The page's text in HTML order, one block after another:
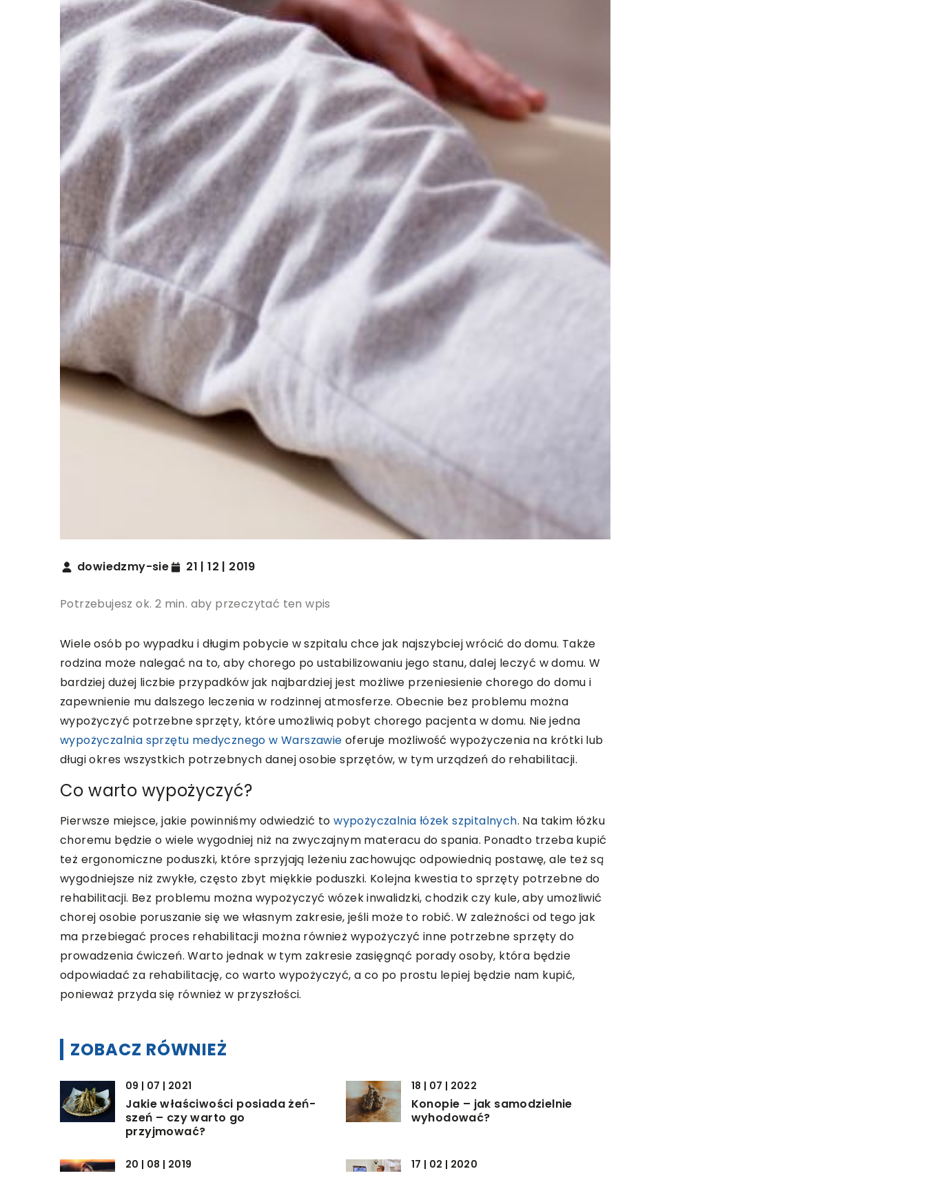
dowiedzmy-sie 21 | 12 | 2019
Potrzebujesz ok. 2 min. aby przeczytać ten wpis
Wiele osób po wypadku i długim pobycie w szpitalu chce jak najszybciej wrócić do domu. Także
rodzina może nalegać na to, aby chorego po ustabilizowaniu jego stanu, dalej leczyć w domu. W
bardziej dużej liczbie przypadków jak najbardziej jest możliwe przeniesienie chorego do domu i
zapewnienie mu dalszego leczenia w rodzinnej atmosferze. Obecnie bez problemu można
wypożyczyć potrzebne sprzęty, które umożliwią pobyt chorego pacjenta w domu. Nie jedna
wypożyczalnia sprzętu medycznego w Warszawie oferuje możliwość wypożyczenia na krótki lub
długi okres wszystkich potrzebnych danej osobie sprzętów, w tym urządzeń do rehabilitacji.
Co warto wypożyczyć?
Pierwsze miejsce, jakie powinniśmy odwiedzić towypożyczalnia łóżek szpitalnych. Na takim łóżku
choremu będzie o wiele wygodniej niż na zwyczajnym materacu do spania. Ponadto trzeba kupić
też ergonomiczne poduszki, które sprzyjają leżeniu zachowując odpowiednią postawę, ale też są
wygodniejsze niż zwykłe, często zbyt miękkie poduszki. Kolejna kwestia to sprzęty potrzebne do
rehabilitacji. Bez problemu można wypożyczyć wózek inwalidzki, chodzik czy kule, aby umożliwić
chorej osobie poruszanie się we własnym zakresie, jeśli może to robić. W zależności od tego jak
ma przebiegać proces rehabilitacji można również wypożyczyć inne potrzebne sprzęty do
prowadzenia ćwiczeń. Warto jednak w tym zakresie zasięgnąć porady osoby, która będzie
odpowiadać za rehabilitację, co warto wypożyczyć, a co po prostu lepiej będzie nam kupić,
ponieważ przyda się również w przyszłości.
ZOBACZ RÓWNIEŻ
09 | 07 | 2021
Jakie właściwości posiada żeń-
szeń – czy warto go
przyjmować?
18 | 07 | 2022
Konopie – jak samodzielnie
wyhodować?
20 | 08 | 2019 17 | 02 | 2020